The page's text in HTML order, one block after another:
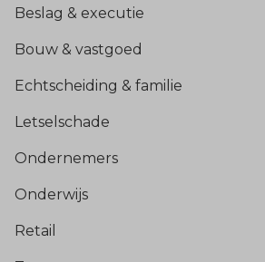
Beslag & executie
Bouw & vastgoed
Echtscheiding & familie
Letselschade
Ondernemers
Onderwijs
Retail